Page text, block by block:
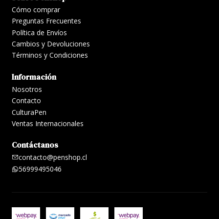
horizontales de 7mm de distancia, impresas en
color azul pálido
Marcador Blanco: hojas cuadriculadas de 5.5mm,
impresas en color azul pálido
Cómo comprar
Preguntas Frecuentes
Política de Envíos
Cambios y Devoluciones
Términos y Condiciones
Información
Nosotros
Contacto
CulturaPen
Ventas Internacionales
Contáctanos
contacto@penshop.cl
56999495046